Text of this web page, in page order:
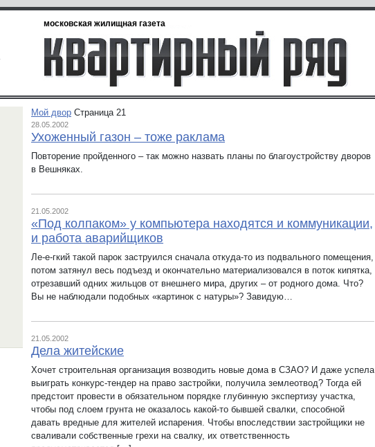
московская жилищная газета
Мой двор Страница 21
28.05.2002
Ухоженный газон – тоже раклама
Повторение пройденного – так можно назвать планы по благоустройству дворов
в Вешняках.
21.05.2002
«Под колпаком» у компьютера находятся и коммуникации,
и работа аварийщиков
Ле-е-гкий такой парок заструился сначала откуда-то из подвального помещения,
потом затянул весь подъезд и окончательно материализовался в поток кипятка,
отрезавший одних жильцов от внешнего мира, других – от родного дома. Что?
Вы не наблюдали подобных «картинок с натуры»? Завидую…
21.05.2002
Дела житейские
Хочет строительная организация возводить новые дома в СЗАО? И даже успела
выиграть конкурс-тендер на право застройки, получила землеотвод? Тогда ей
предстоит провести в обязательном порядке глубинную экспертизу участка,
чтобы под слоем грунта не оказалось какой-то бывшей свалки, способной
давать вредные для жителей испарения. Чтобы впоследствии застройщики не
сваливали собственные грехи на свалку, их ответственность